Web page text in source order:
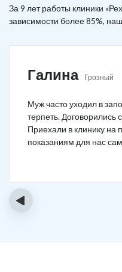
За 9 лет работы клиники
зависимости более 85%,
Галина Грозный
Муж часто уходил в
терпеть. Договорились
Приехали в клинику на
показаниям для нас
3 года поставили
‹